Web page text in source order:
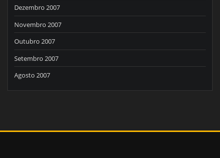
Dezembro 2007
Novembro 2007
Outubro 2007
Setembro 2007
Agosto 2007